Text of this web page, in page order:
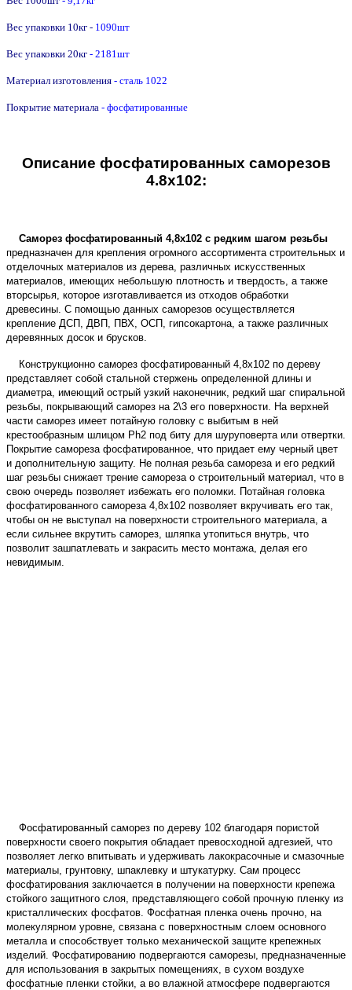
Вес упаковки 10кг - 1090шт
Вес упаковки 20кг - 2181шт
Материал изготовления - сталь 1022
Покрытие материала - фосфатированные
Описание фосфатированных саморезов
4.8х102:
Саморез фосфатированный 4,8х102 с редким шагом резьбы
предназначен для крепления огромного ассортимента строительных и
отделочных материалов из дерева, различных искусственных
материалов, имеющих небольшую плотность и твердость, а также
вторсырья, которое изготавливается из отходов обработки
древесины. С помощью данных саморезов осуществляется
крепление ДСП, ДВП, ПВХ, ОСП, гипсокартона, а также различных
деревянных досок и брусков.
Конструкционно саморез фосфатированный 4,8х102 по дереву
представляет собой стальной стержень определенной длины и
диаметра, имеющий острый узкий наконечник, редкий шаг спиральной
резьбы, покрывающий саморез на 2\3 его поверхности. На верхней
части саморез имеет потайную головку с выбитым в ней
крестообразным шлицом Ph2 под биту для шуруповерта или отвертки.
Покрытие самореза фосфатированное, что придает ему черный цвет
и дополнительную защиту. Не полная резьба саморезаи его редкий
шаг резьбы снижает трение самореза о строительный материал, что в
свою очередь позволяет избежать его поломки. Потайная головка
фосфатированного самореза 4,8х102 позволяет вкручивать его так,
чтобы он не выступал на поверхности строительного материала, а
если сильнее вкрутить саморез, шляпка утопиться внутрь, что
позволит зашпатлевать и закрасить место монтажа, делая его
невидимым.
Фосфатированный саморез по дереву 102 благодаря пористой
поверхности своего покрытия обладает превосходной адгезией, что
позволяет легко впитывать и удерживать лакокрасочные и смазочные
материалы, грунтовку, шпаклевку и штукатурку. Сам процесс
фосфатирования заключается в получении на поверхности крепежа
стойкого защитного слоя, представляющего собой прочную пленку из
кристаллических фосфатов. Фосфатная пленка очень прочно, на
молекулярном уровне, связана с поверхностным слоем основного
металла и способствует только механической защите крепежных
изделий. Фосфатированию подвергаются саморезы, предназначенные
для использования в закрытых помещениях, в сухом воздухе
фосфатные пленки стойки, а во влажной атмосфере подвергаются